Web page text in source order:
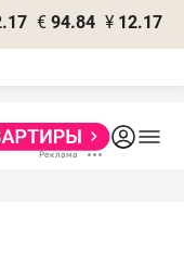
€ 94.84 ¥ 12.17